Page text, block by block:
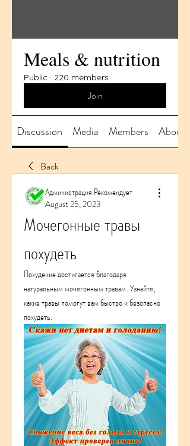
Meals & nutrition
Public · 220 members
Join
Discussion Media Members About
Back
Администрация Рекомендует
August 25, 2023
Мочегонные травы
похудеть
Похудение достигается благодаря
натуральным мочегонным травам. Узнайте,
какие травы помогут вам быстро и безопасно
похудеть.